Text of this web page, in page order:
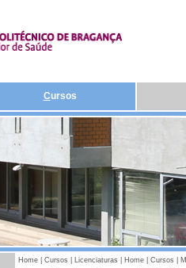
Cursos
Home Cursos Licenciaturas Home Cursos